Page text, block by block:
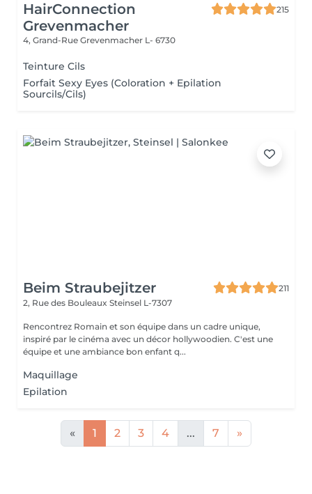
HairConnection
Grevenmacher
215
4, Grand-Rue Grevenmacher L- 6730
Teinture Cils
Forfait Sexy Eyes (Coloration + Epilation
Sourcils/Cils)
Beim Straubejitzer
211
2, Rue des Bouleaux Steinsel L-7307
Rencontrez Romain et son équipe dans un cadre unique,
inspiré par le cinéma avec un décor hollywoodien. C'est une
équipe et une ambiance bon enfant q...
Maquillage
Epilation
« 1 2 3 4 ... 7 »